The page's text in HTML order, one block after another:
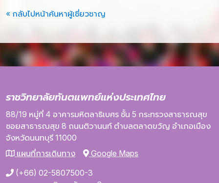
« กลับไปหน้าค้นหาผู้เชี่ยวชาญ
ราชวิทยาลัยทันตแพทย์แห่งประเทศไทย
88/19 หมู่ที่ 4 อาคารมหิตลาธิเบศร ชั้น 5 กระทรวงสาธารณสุข
ซอยสาธารณสุข 8 ถนนติวานนท์ ตำบลตลาดขวัญ อำเภอเมือง
จังหวัดนนทบุรี 11000
แผนที่การเดินทาง
Google Maps
(+66) 02-5807500-3